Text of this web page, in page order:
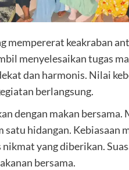
mempererat keakraban
menyelesaikan tugas
dan harmonis. Nilai
berlangsung.
dengan makan
hidangan. Kebiasaan
yang diberikan.
bersama.